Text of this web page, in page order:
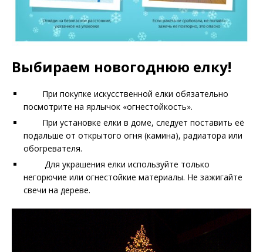
Выбираем новогоднюю елку!
При покупке искусственной елки обязательно
посмотрите на ярлычок «огнестойкость».
При установке елки в доме, следует поставить её
подальше от открытого огня (камина), радиатора или
обогревателя.
Для украшения елки используйте только
негорючие или огнестойкие материалы. Не зажигайте
свечи на дереве.